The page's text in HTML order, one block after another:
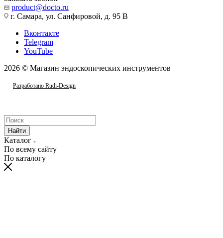
product@docto.ru
г. Самара, ул. Санфировой, д. 95 В
Вконтакте
Telegram
YouTube
2026 © Магазин эндоскопических инструментов
Разработано Rudi-Design
Найти
Каталог
По всему сайту
По каталогу